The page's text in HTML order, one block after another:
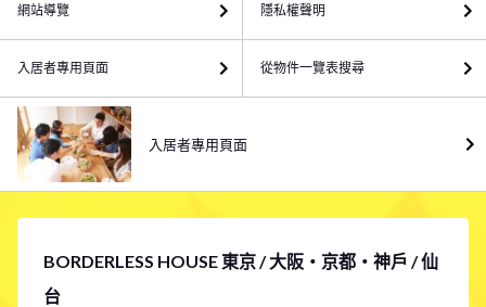
BORDERLESS HOUSE 東京 / 大阪・京都・神戶 / 仙
台
網站導覽 隱私權聲明
入居者專用頁面 從物件一覽表搜尋
入居者專用頁面